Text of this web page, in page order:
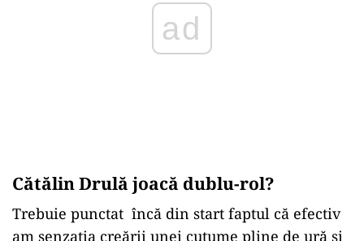
ad
Cătălin Drulă joacă dublu-rol?
Trebuie punctat încă din start faptul că efectiv
am senzația creării unei cutume pline de ură și